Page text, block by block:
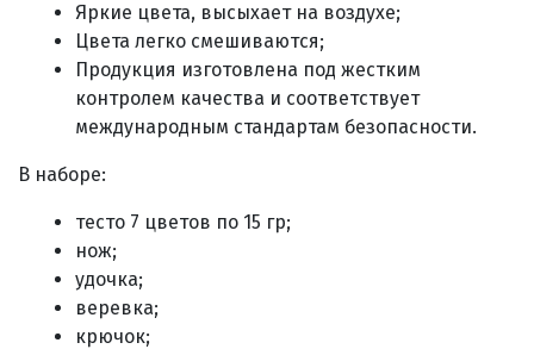
Яркие цвета, высыхает на воздухе;
Цвета легко смешиваются;
Продукция изготовлена под жестким
контролем качества и соответствует
международным стандартам безопасности.
В наборе:
тесто 7 цветов по 15 гр;
нож;
удочка;
веревка;
крючок;